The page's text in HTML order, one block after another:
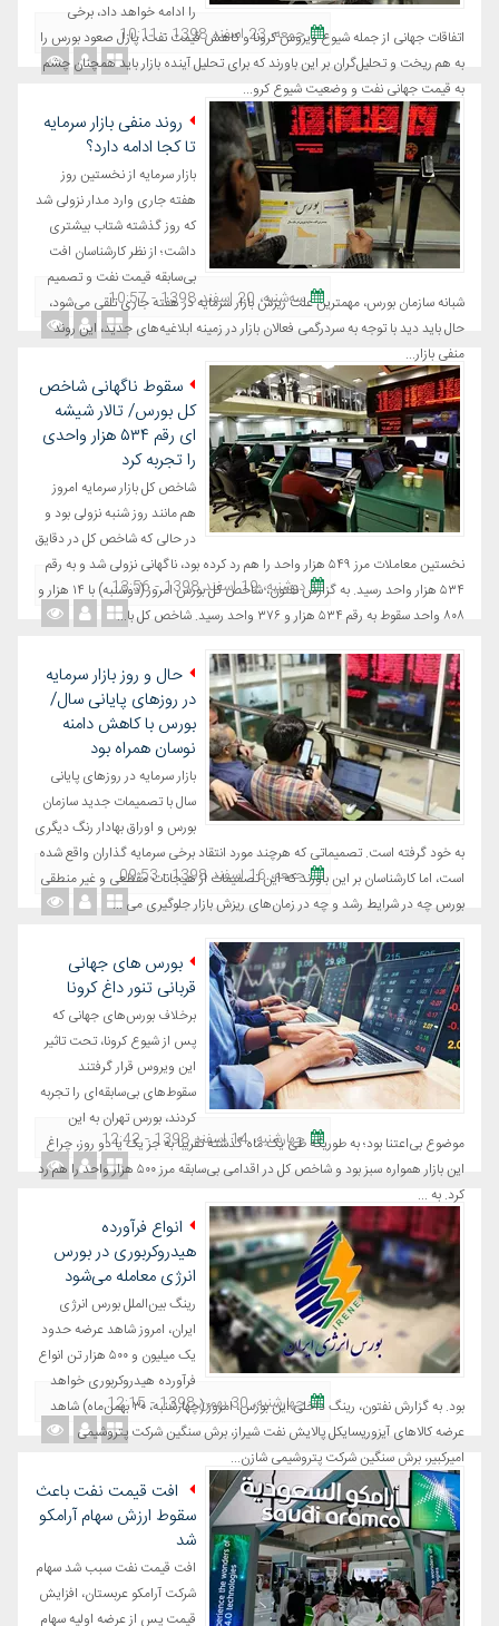
را ادامه خواهد داد، برخی
اتفاقات جهانی از جمله شیوع ویروس کرونا و کاهش قیمت نفت، پازل صعود بورس را
به هم ریخت و تحلیل‌گران بر این باورند که برای تحلیل آینده بازار باید همچنان چشم
به قیمت جهانی نفت و وضعیت شیوع کرو...
جمعه، 23 اسفند 1398 - 10:11
روند منفی بازار سرمایه
تا کجا ادامه دارد؟
بازار سرمایه از نخستین روز
هفته جاری وارد مدار نزولی شد
که روز گذشته شتاب بیشتری
داشت؛ از نظر کارشناسان افت
بی‌سابقه قیمت نفت و تصمیم
شبانه سازمان بورس، مهمترین علت ریزش بازار سرمایه در هفته جاری تلقی می‌شود،
حال باید دید با توجه به سردرگمی فعالان بازار در زمینه ابلاغیه‌های جدید، این روند
منفی بازار...
ﺳﻪشنبه، 20 اسفند 1398 - 10:57
سقوط ناگهانی شاخص
کل بورس/ تالار شیشه
ای رقم ۵۳۴ هزار واحدی
را تجربه کرد
شاخص کل بازار سرمایه امروز
هم مانند روز شنبه نزولی بود و
در حالی که شاخص کل در دقایق
نخستین معاملات مرز ۵۴۹ هزار واحد را هم رد کرده بود، ناگهانی نزولی شد و به رقم
۵۳۴ هزار واحد رسید. به گزارش نفتون، شاخص کل بورس امروز (دوشنبه) با ۱۴ هزار و
۸۰۸ واحد سقوط به رقم ۵۳۴ هزار و ۳۷۶ واحد رسید. شاخص کل با...
دوشنبه، 19 اسفند 1398 - 13:56
حال و روز بازار سرمایه
در روزهای پایانی سال/
بورس با کاهش دامنه
نوسان همراه بود
بازار سرمایه در روزهای پایانی
سال با تصمیمات جدید سازمان
بورس و اوراق بهادار رنگ دیگری
به خود گرفته است. تصمیماتی که هرچند مورد انتقاد برخی سرمایه گذاران واقع شده
است، اما کارشناسان بر این باورند که این تصمیمات از هیجانات مقطعی و غیر منطقی
بورس چه در شرایط رشد و چه در زمان‌های ریزش بازار جلوگیری می ...
جمعه، 16 اسفند 1398 - 09:53
بورس های جهانی
قربانی تنور داغ کرونا
برخلاف بورس‌های جهانی که
پس از شیوع کرونا، تحت تاثیر
این ویروس قرار گرفتند
سقوط‌های بی‌سابقه‌ای را تجربه
کردند، بورس تهران به این
موضوع بی‌اعتنا بود؛ به طوریکه طی یک ماه گذشته تقریبا به جز یک یا دو روز، چراغ
این بازار همواره سبز بود و شاخص کل در اقدامی بی‌سابقه مرز ۵۰۰ هزار واحد را هم رد
کرد. به ...
چهارشنبه، 14 اسفند 1398 - 12:42
انواع فرآورده
هیدروکربوری در بورس
انرژی معامله می‌شود
رینگ بین‌الملل بورس انرژی
ایران، امروز شاهد عرضه حدود
یک میلیون و ۵۰۰ هزار تن انواع
فرآورده هیدروکربوری خواهد
بود. به گزارش نفتون، رینگ داخلی این بورس، امروز (چهارشنبه، ۳۰ بهمن‌ماه) شاهد
عرضه کالاهای آیزوریسایکل پالایش نفت شیراز، برش سنگین شرکت پتروشیمی
امیرکبیر، برش سنگین شرکت پتروشیمی شازن...
چهارشنبه، 30 بهمن 1398 - 12:15
افت قیمت نفت باعث
سقوط ارزش سهام آرامکو
شد
افت قیمت نفت سبب شد سهام
شرکت آرامکو عربستان، افزایش
قیمت پس از عرضه اولیه سهام